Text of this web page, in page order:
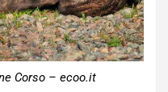
Corso – ecoo.it